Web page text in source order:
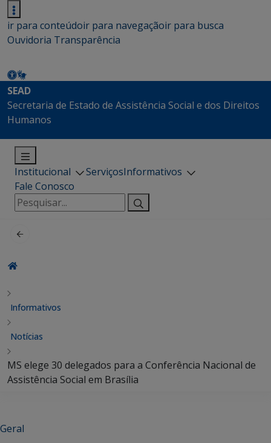
ir para conteúdoir para navegaçãoir para busca
Ouvidoria Transparência
SEAD
Secretaria de Estado de Assistência Social e dos Direitos
Humanos
Institucional ServiçosInformativos
Fale Conosco
Pesquisar
por:
Informativos
Notícias
MS elege 30 delegados para a Conferência Nacional de
Assistência Social em Brasília
Geral